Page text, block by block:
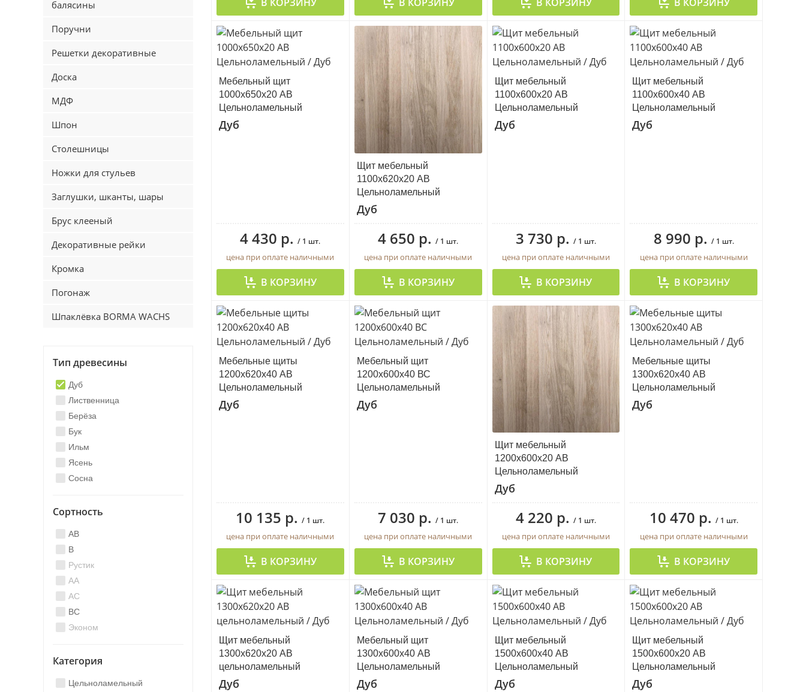
балясины
Поручни
Решетки декоративные
Доска
МДФ
Шпон
Столешницы
Ножки для стульев
Заглушки, шканты, шары
Брус клееный
Декоративные рейки
Кромка
Погонаж
Шпаклёвка BORMA WACHS
Тип древесины
Дуб
Лиственница
Берёза
Бук
Ильм
Ясень
Сосна
Сортность
AB
B
Рустик
AA
AC
BC
Эконом
Категория
Цельноламельный
Мебельный щит
1000х650х20 АВ
Цельноламельный
Дуб
4 430 р. / 1 шт.
цена при оплате наличными
В КОРЗИНУ
Щит мебельный
1100х620х20 АВ
Цельноламельный
Дуб
4 650 р. / 1 шт.
цена при оплате наличными
В КОРЗИНУ
Щит мебельный
1100х600х20 АВ
Цельноламельный
Дуб
3 730 р. / 1 шт.
цена при оплате наличными
В КОРЗИНУ
Щит мебельный
1100х600х40 АВ
Цельноламельный
Дуб
8 990 р. / 1 шт.
цена при оплате наличными
В КОРЗИНУ
Мебельные щиты
1200х620х40 АВ
Цельноламельный
Дуб
10 135 р. / 1 шт.
цена при оплате наличными
В КОРЗИНУ
Мебельный щит
1200х600х40 ВС
Цельноламельный
Дуб
7 030 р. / 1 шт.
цена при оплате наличными
В КОРЗИНУ
Щит мебельный
1200х600х20 АВ
Цельноламельный
Дуб
4 220 р. / 1 шт.
цена при оплате наличными
В КОРЗИНУ
Мебельные щиты
1300х620х40 АВ
Цельноламельный
Дуб
10 470 р. / 1 шт.
цена при оплате наличными
В КОРЗИНУ
Щит мебельный
1300х620х20 АВ
цельноламельный
Дуб
Мебельный щит
1300х600х40 АВ
Цельноламельный
Дуб
Щит мебельный
1500х600х40 АВ
Цельноламельный
Дуб
Щит мебельный
1500х600х20 АВ
Цельноламельный
Дуб